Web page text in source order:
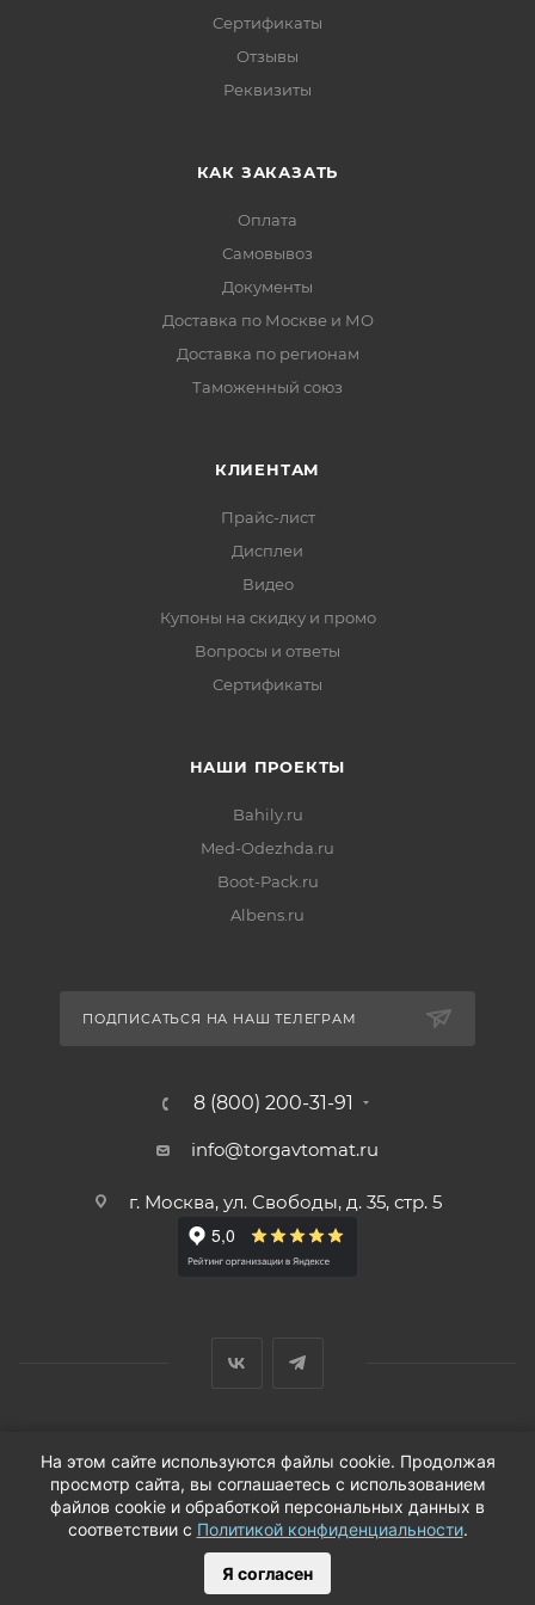
Сертификаты
Отзывы
Реквизиты
КАК ЗАКАЗАТЬ
Оплата
Самовывоз
Документы
Доставка по Москве и МО
Доставка по регионам
Таможенный союз
КЛИЕНТАМ
Прайс-лист
Дисплеи
Видео
Купоны на скидку и промо
Вопросы и ответы
Сертификаты
НАШИ ПРОЕКТЫ
Bahily.ru
Med-Odezhda.ru
Boot-Pack.ru
Albens.ru
ПОДПИСАТЬСЯ НА НАШ ТЕЛЕГРАМ
8 (800) 200-31-91
info@torgavtomat.ru
г. Москва, ул. Свободы, д. 35, стр. 5
© ООО «Вендорс», 1999-2026 г.
На этом сайте используются файлы cookie. Продолжая
просмотр сайта, вы соглашаетесь с использованием
файлов cookie и обработкой персональных данных в
соответствии с Политикой конфиденциальности.
Я согласен